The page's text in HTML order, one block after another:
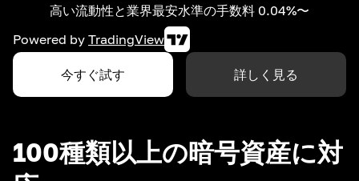
高い流動性と業界最安水準の手数料 0.04%〜
Powered by TradingView
今すぐ試す 詳しく見る
100種類以上の暗号資産に対